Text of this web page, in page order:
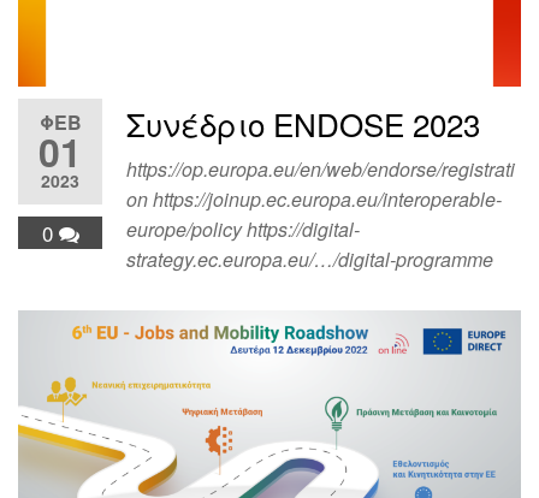
ΦΕΒ
01
2023
0
Συνέδριο ENDOSE 2023
https://op.europa.eu/en/web/endorse/registrati
on https://joinup.ec.europa.eu/interoperable-
europe/policy https://digital-
strategy.ec.europa.eu/…/digital-programme